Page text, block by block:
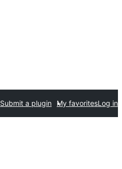
Submit a plugin My favoritesLog in